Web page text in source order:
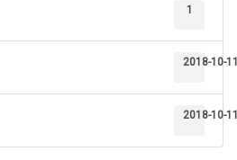
1
2018-10-
2018-10-